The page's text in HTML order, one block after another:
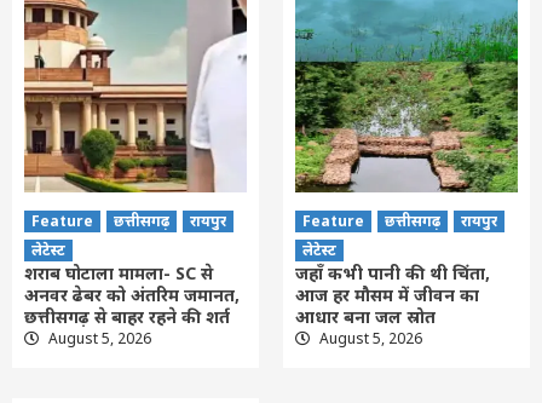
Feature छत्तीसगढ़
रायपुर
लेटेस्ट
शराब घोटाला मामला- SC से
अनवर ढेबर को अंतरिम जमानत,
छत्तीसगढ़ से बाहर रहने की शर्त
August 5, 2026
Feature छत्तीसगढ़
रायपुर
लेटेस्ट
जहाँ कभी पानी की थी चिंता,
आज हर मौसम में जीवन का
आधार बना जल स्रोत
August 5, 2026